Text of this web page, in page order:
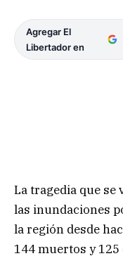
Agregar El
Libertador en
La tragedia que se
las inundaciones
la región desde
144 muertos y 125